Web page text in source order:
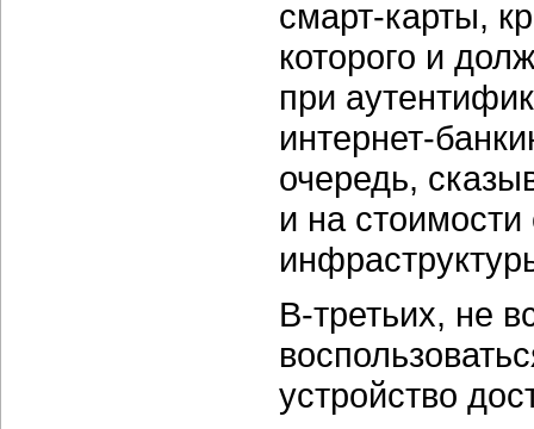
смарт-карты,
которого и
при
интернет-
очередь,
и на
В-третьих, не
устройство